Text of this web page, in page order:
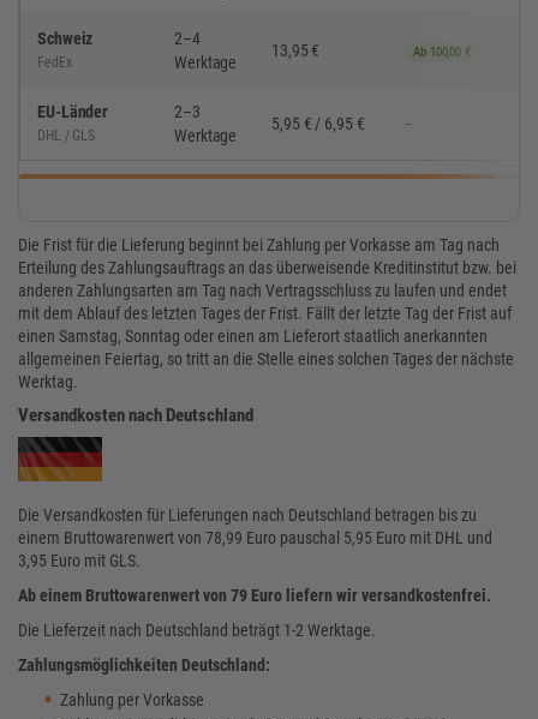
Schweiz
FedEx
2–4
Werktage
13,95 € Ab 100,00 €
EU-Länder
DHL / GLS
2–3
Werktage
5,95 € / 6,95 € –
Die Frist für die Lieferung beginnt bei Zahlung per Vorkasse am Tag nach
Erteilung des Zahlungsauftrags an das überweisende Kreditinstitut bzw. bei
anderen Zahlungsarten am Tag nach Vertragsschluss zu laufen und endet
mit dem Ablauf des letzten Tages der Frist. Fällt der letzte Tag der Frist auf
einen Samstag, Sonntag oder einen am Lieferort staatlich anerkannten
allgemeinen Feiertag, so tritt an die Stelle eines solchen Tages der nächste
Werktag.
Versandkosten nach Deutschland
Die Versandkosten für Lieferungen nach Deutschland betragen bis zu
einem Bruttowarenwert von 78,99 Euro pauschal 5,95 Euro mit DHL und
3,95 Euro mit GLS.
Ab einem Bruttowarenwert von 79 Euro liefern wir versandkostenfrei.
Die Lieferzeit nach Deutschland beträgt 1-2 Werktage.
Zahlungsmöglichkeiten Deutschland:
Zahlung per Vorkasse